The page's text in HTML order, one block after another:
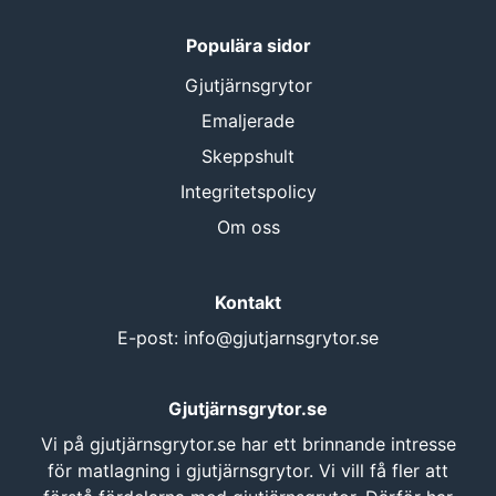
Populära sidor
Gjutjärnsgrytor
Emaljerade
Skeppshult
Integritetspolicy
Om oss
Kontakt
E-post: info@gjutjarnsgrytor.se
Gjutjärnsgrytor.se
Vi på gjutjärnsgrytor.se har ett brinnande intresse
för matlagning i gjutjärnsgrytor. Vi vill få fler att